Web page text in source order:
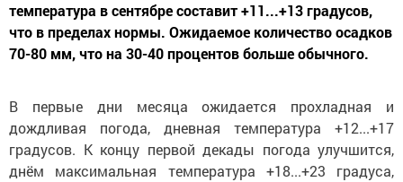
температура в сентябре составит +11...+13 градусов,
что в пределах нормы. Ожидаемое количество осадков
70-80 мм, что на 30-40 процентов больше обычного.
В первые дни месяца ожидается прохладная и
дождливая погода, дневная температура +12...+17
градусов. К концу первой декады погода улучшится,
днём максимальная температура +18...+23 градуса,